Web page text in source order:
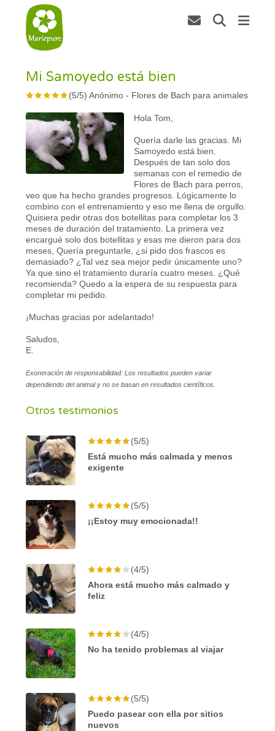
Mi Samoyedo está bien
(5/5)Anónimo - Flores de Bach para animales
Hola Tom,
Quería darle las gracias. Mi
Samoyedo está bien.
Después de tan solo dos
semanas con el remedio de
Flores de Bach para perros,
veo que ha hecho grandes progresos. Lógicamente lo
combino con el entrenamiento y eso me llena de orgullo.
Quisiera pedir otras dos botellitas para completar los 3
meses de duración del tratamiento. La primera vez
encargué solo dos botellitas y esas me dieron para dos
meses, Quería preguntarle, ¿si pido dos frascos es
demasiado? ¿Tal vez sea mejor pedir únicamente uno?
Ya que sino el tratamiento duraría cuatro meses. ¿Qué
recomienda? Quedo a la espera de su respuesta para
completar mi pedido.
¡Muchas gracias por adelantado!
Saludos,
E.
Exoneración de responsabilidad: Los resultados pueden variar
dependiendo del animal y no se basan en resultados científicos.
Otros testimonios
(5/5)
Está mucho más calmada y menos
exigente
(5/5)
¡¡Estoy muy emocionada!!
(4/5)
Ahora está mucho más calmado y
feliz
(4/5)
No ha tenido problemas al viajar
(5/5)
Puedo pasear con ella por sitios
nuevos